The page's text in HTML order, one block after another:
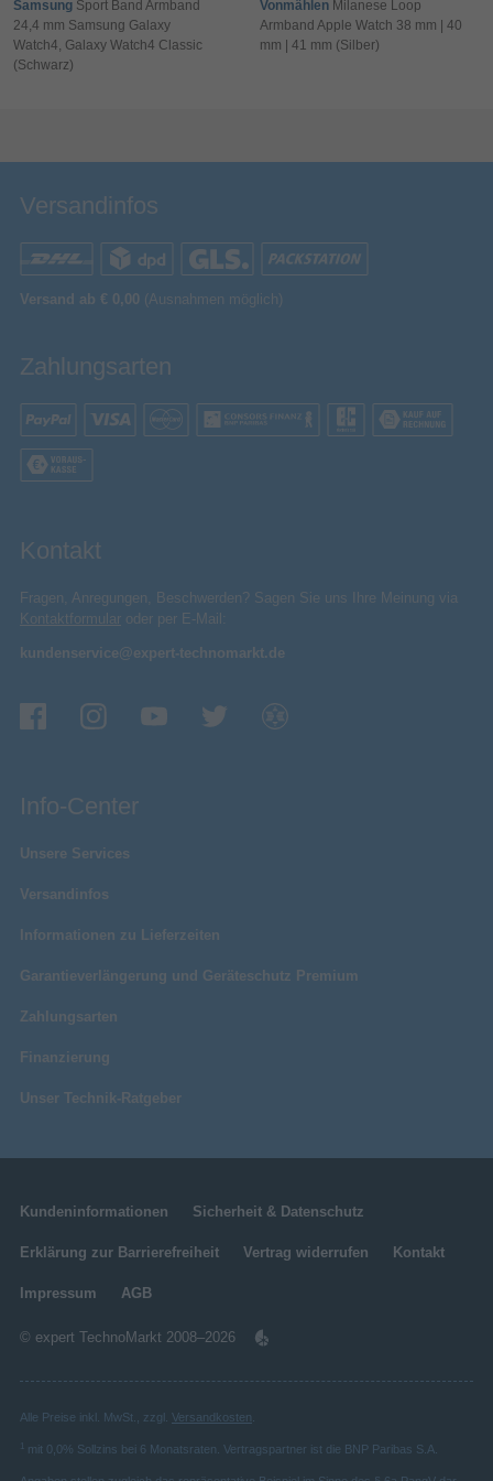
Samsung Sport Band Armband
24,4 mm Samsung Galaxy
Watch4, Galaxy Watch4 Classic
(Schwarz)
Vonmählen Milanese Loop
Armband Apple Watch 38 mm | 40
mm | 41 mm (Silber)
Versandinfos
Versand ab € 0,00 (Ausnahmen möglich)
Zahlungsarten
Kontakt
Fragen, Anregungen, Beschwerden? Sagen Sie uns Ihre Meinung via
Kontaktformular oder per E-Mail:
kundenservice@expert-technomarkt.de
Info-Center
Unsere Services
Versandinfos
Informationen zu Lieferzeiten
Garantieverlängerung und Geräteschutz Premium
Zahlungsarten
Finanzierung
Unser Technik-Ratgeber
Kundeninformationen Sicherheit & Datenschutz
Erklärung zur Barrierefreiheit Vertrag widerrufen Kontakt
Impressum AGB
© expert TechnoMarkt 2008–2026
Alle Preise inkl. MwSt., zzgl. Versandkosten
mit 0,0% Sollzins bei 6 Monatsraten. Vertragspartner ist die BNP Paribas S.A.